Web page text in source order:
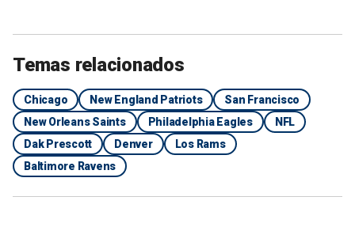
Temas relacionados
Chicago New England Patriots
San Francisco
New Orleans Saints
Philadelphia Eagles
NFL
Dak Prescott
Denver
Los Rams
Baltimore Ravens